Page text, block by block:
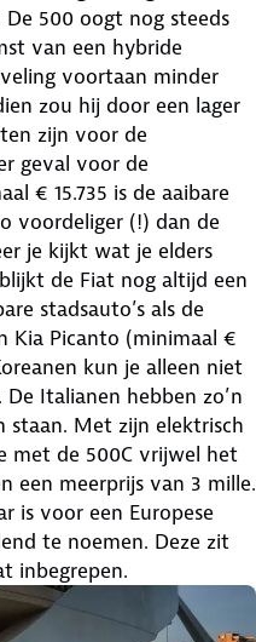
500 oogt nog steeds
van een hybride
voortaan minder
zou hij door een lager
zijn voor de
geval voor de
€ 15.735 is de aaibare
voordeliger (!) dan de
je kijkt wat je elders
de Fiat nog altijd een
stadsauto’s als de
Kia Picanto (minimaal €
kun je alleen niet
Italianen hebben zo’n
Met zijn elektrisch
met de 500C vrijwel het
een meerprijs van 3 mille.
is voor een Europese
te noemen. Deze zit
inbegrepen.